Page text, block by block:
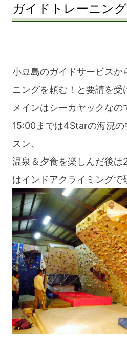
ガイドトレーニン
小豆島のガイドサービスか
ニングを頼む！と要請を受
メインはシーカヤックな
15:00までは4Starの海況の
スン、
温泉＆夕食を楽しんだ後
はインドアクライミングで